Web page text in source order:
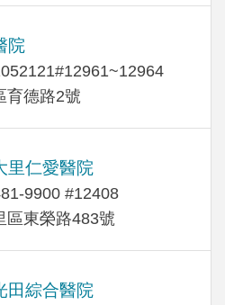
院
育德路2號
里仁愛醫院
9900 #12408
區東榮路483號
田綜合醫院